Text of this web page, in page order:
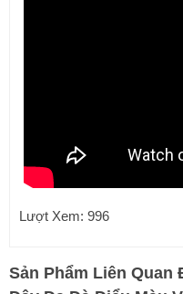
Lượt Xem: 996
Sản Phẩm Liên Quan